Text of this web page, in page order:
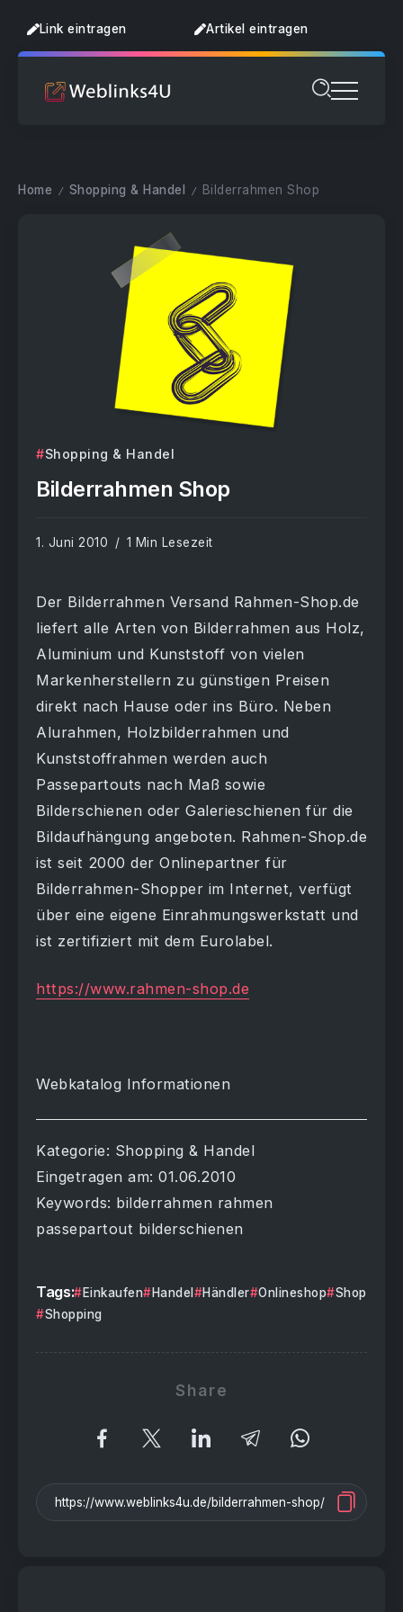
Link eintragen Artikel eintragen
Home / Shopping & Handel / Bilderrahmen Shop
Shopping & Handel
Bilderrahmen Shop
1. Juni 2010 1 Min Lesezeit
Der Bilderrahmen Versand Rahmen-Shop.de
liefert alle Arten von Bilderrahmen aus Holz,
Aluminium und Kunststoff von vielen
Markenherstellern zu günstigen Preisen
direkt nach Hause oder ins Büro. Neben
Alurahmen, Holzbilderrahmen und
Kunststoffrahmen werden auch
Passepartouts nach Maß sowie
Bilderschienen oder Galerieschienen für die
Bildaufhängung angeboten. Rahmen-Shop.de
ist seit 2000 der Onlinepartner für
Bilderrahmen-Shopper im Internet, verfügt
über eine eigene Einrahmungswerkstatt und
ist zertifiziert mit dem Eurolabel.
https://www.rahmen-shop.de
Webkatalog Informationen
Kategorie: Shopping & Handel
Eingetragen am: 01.06.2010
Keywords: bilderrahmen rahmen
passepartout bilderschienen
Tags: Einkaufen Handel Händler Onlineshop
Shop
Shopping
Share